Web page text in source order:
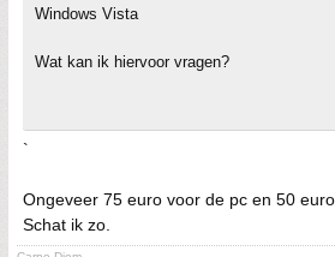
Windows Vista
Wat kan ik hiervoor vragen?
`
Ongeveer 75 euro voor de pc en 50
Schat ik zo.